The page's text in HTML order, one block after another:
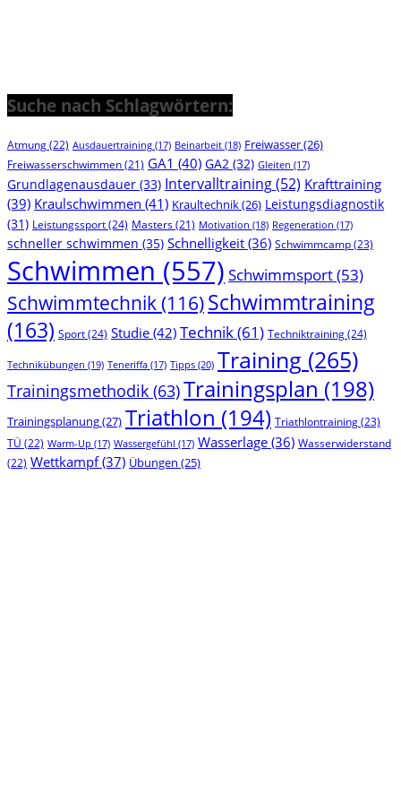
Suche nach Schlagwörtern:
Atmung(22) Ausdauertraining (17) Beinarbeit (18) Freiwasser(26)
Freiwasserschwimmen (21) GA1 (40) GA2 (32) Gleiten (17)
Grundlagenausdauer (33) Intervalltraining(52) Krafttraining
(39) Kraulschwimmen (41) Kraultechnik(26) Leistungsdiagnostik
(31) Leistungssport(24) Masters (21) Motivation (18) Regeneration (17)
schneller schwimmen (35) Schnelligkeit (36) Schwimmcamp(23)
Schwimmen (557) Schwimmsport(53)
Schwimmtechnik(116)Schwimmtraining
(163) Sport(24) Studie (42) Technik(61) Techniktraining(24)
Technikübungen (19) Teneriffa (17) Tipps (20) Training (265)
Trainingsmethodik (63)Trainingsplan (198)
Trainingsplanung(27) Triathlon (194) Triathlontraining(23)
TÜ (22) Warm-Up (17) Wassergefühl (17) Wasserlage (36) Wasserwiderstand
(22) Wettkampf(37) Übungen (25)